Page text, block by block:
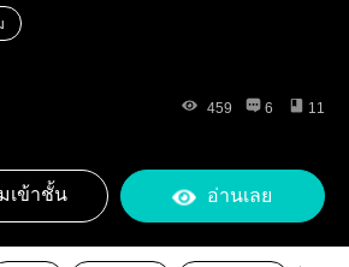
459 6 11
เข้าชั้น อ่านเลย